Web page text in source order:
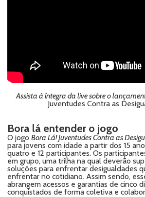
Assista à íntegra da live sobre o
Juventudes Contra as
Bora lá entender o jogo
O jogo Bora Lá! Juventudes Contra as
para jovens com idade a partir dos 15
quatro e 12 participantes. Os
em grupo, uma trilha na qual deverão
soluções para enfrentar desigualdades
enfrentar no cotidiano. Assim sendo,
abrangem acessos e garantias de cinco
conquistados de forma coletiva e